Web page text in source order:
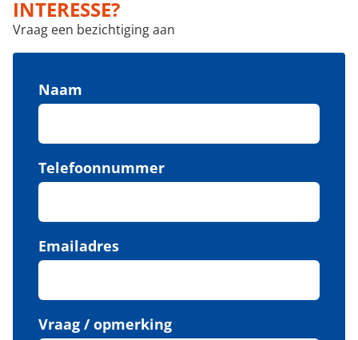
INTERESSE?
Vraag een bezichtiging aan
Naam
Telefoonnummer
Emailadres
Vraag / opmerking